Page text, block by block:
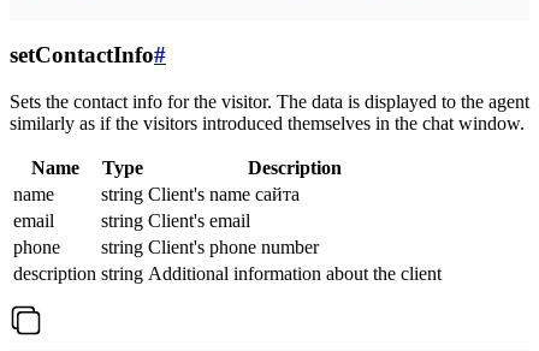
setContactInfo#
Sets the contact info for the visitor. The data is displayed to the agent
similarly as if the visitors introduced themselves in the chat window.
Name Type
Description
name
string Client's name сайта
email
string Client's email
phone
string Client's phone number
description string Additional information about the client